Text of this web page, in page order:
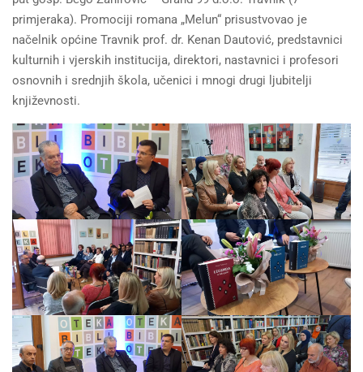
primjeraka). Promociji romana „Melun“ prisustvovao je
načelnik općine Travnik prof. dr. Kenan Dautović, predstavnici
kulturnih i vjerskih institucija, direktori, nastavnici i profesori
osnovnih i srednjih škola, učenici i mnogi drugi ljubitelji
književnosti.